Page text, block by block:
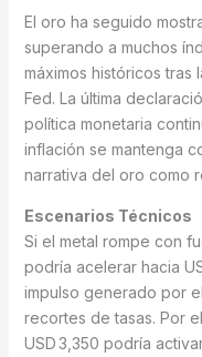
El oro ha seguido
superando a muchos
máximos históricos tras
Fed. La última
política monetaria
inflación se mantenga
narrativa del oro como
Escenarios Técnicos
Si el metal rompe con
podría acelerar hacia
impulso generado por
recortes de tasas. Por
USD 3,350 podría